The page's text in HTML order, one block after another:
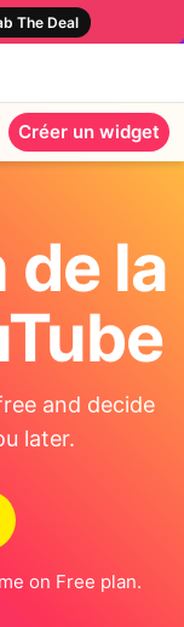
The Deal
Créer un widget
la
and decide
later.
on Free plan.